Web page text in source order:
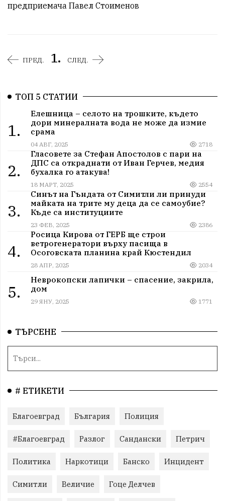
предприемача Павел Стоименов
ПРЕД. 1. СЛЕД.
ТОП 5 СТАТИИ
1.
Елешница – селото на трошките, където
дори минералната вода не може да измие
срама
04 АВГ, 2025 2718
2.
Гласовете за Стефан Апостолов с пари на
ДПС са откраднати от Иван Герчев, медия
бухалка го атакува!
18 МАРТ, 2025 2554
3.
Синът на Гъндата от Симитли ли принуди
майката на трите му деца да се самоубие?
Къде са институциите
23 ФЕВ, 2025 2386
4.
Росица Кирова от ГЕРБ ще строи
ветрогенератори върху пасища в
Осоговската планина край Кюстендил
28 АПР, 2025 2034
5.
Неврокопски лапички – спасение, закрила,
дом
29 ЯНУ, 2025 1771
ТЪРСЕНЕ
# ЕТИКЕТИ
Благоевград България Полиция
#Благоевград Разлог Сандански Петрич
Политика Наркотици Банско Инцидент
Симитли Величие Гоце Делчев